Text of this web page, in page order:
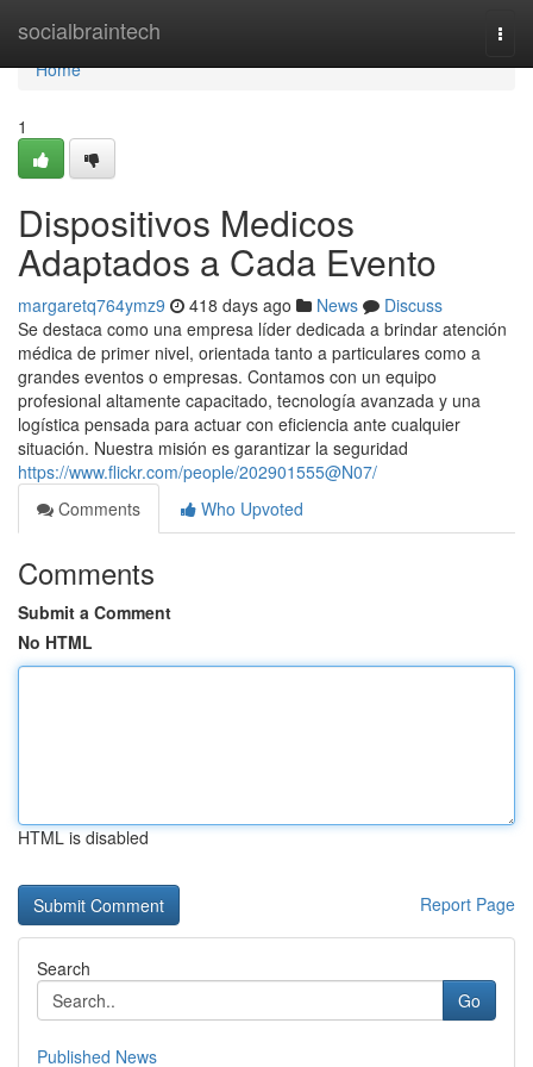
socialbraintech
Home
Home
1
Dispositivos Medicos
Adaptados a Cada Evento
margaretq764ymz9 418 days ago News
Discuss
Se destaca como una empresa líder dedicada a brindar atención
médica de primer nivel, orientada tanto a particulares como a
grandes eventos o empresas. Contamos con un equipo
profesional altamente capacitado, tecnología avanzada y una
logística pensada para actuar con eficiencia ante cualquier
situación. Nuestra misión es garantizar la seguridad
https://www.flickr.com/people/202901555@N07/
Comments
Who Upvoted
Comments
Submit a Comment
No HTML
HTML is disabled
Report Page
Search
Go
Published News